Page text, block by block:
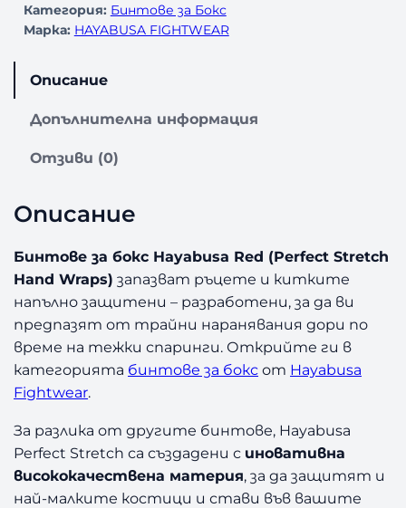
ч
е
т
н
о
в
з
а
Б
о
к
H
a
y
Категория: Бинтове за Бокс
Марка: HAYABUSA FIGHTWEAR
Описание
Допълнителна информация
Отзиви (0)
Описание
Бинтове за бокс Hayabusa Red (Perfect Stretch
Hand Wraps) запазват ръцете и китките
напълно защитени – разработени, за да ви
предпазят от трайни наранявания дори по
време на тежки спаринги. Открийте ги в
категорията бинтове за бокс от Hayabusa
Fightwear.
За разлика от другите бинтове, Hayabusa
Perfect Stretch са създадени с иновативна
висококачествена материя, за да защитят и
най-малките костици и стави във вашите